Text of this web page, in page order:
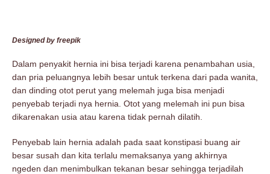
Designed by freepik
Dalam penyakit hernia ini bisa terjadi karena penambahan usia,
dan pria peluangnya lebih besar untuk terkena dari pada wanita,
dan dinding otot perut yang melemah juga bisa menjadi
penyebab terjadi nya hernia. Otot yang melemah ini pun bisa
dikarenakan usia atau karena tidak pernah dilatih.
Penyebab lain hernia adalah pada saat konstipasi buang air
besar susah dan kita terlalu memaksanya yang akhirnya
ngeden dan menimbulkan tekanan besar sehingga terjadilah